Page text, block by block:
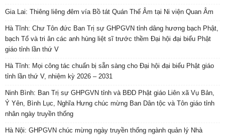
Gia Lai: Thiêng liêng đêm vía Bồ tát Quán Thế Âm tại Ni viện Quan Âm
Hà Tĩnh: Chư Tôn đức Ban Trị sự GHPGVN tỉnh dâng hương bạch Phật,
bạch Tổ và tri ân các anh hùng liệt sĩ trước thềm Đại hội đại biểu Phật
giáo tỉnh lần thứ V
Hà Tĩnh: Mọi công tác chuẩn bị sẵn sàng cho Đại hội đại biểu Phật giáo
tỉnh lần thứ V, nhiệm kỳ 2026 – 2031
Ninh Bình: Ban Trị sự GHPGVN tỉnh và BĐD Phật giáo Liên xã Vụ Bản,
Ý Yên, Bình Lục, Nghĩa Hưng chúc mừng Ban Dân tộc và Tôn giáo tỉnh
nhân ngày truyền thống
Hà Nội: GHPGVN chúc mừng ngày truyền thống ngành quản lý Nhà